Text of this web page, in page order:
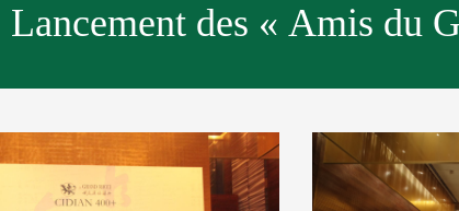
des « Amis du